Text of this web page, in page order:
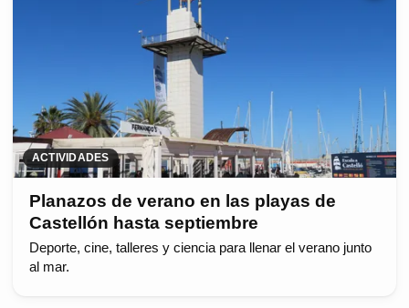
ACTIVIDADES
Planazos de verano en las playas de
Castellón hasta septiembre
Deporte, cine, talleres y ciencia para llenar el verano junto
al mar.